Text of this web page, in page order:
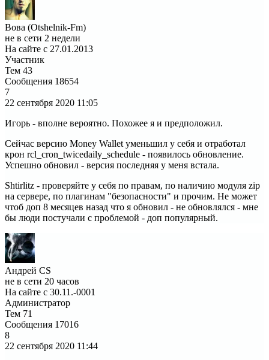
Вова (Otshelnik-Fm)
не в сети 2 недели
На сайте с 27.01.2013
Участник
Тем 43
Сообщения 18654
7
22 сентября 2020 11:05
Игорь - вполне вероятно. Похожее я и предположил.
Сейчас версию Money Wallet уменьшил у себя и отработал
крон rcl_cron_twicedaily_schedule - появилось обновление.
Успешно обновил - версия последняя у меня встала.
Shtirlitz - проверяйте у себя по правам, по наличию модуля zip
на сервере, по плагинам "безопасности" и прочим. Не может
чтоб доп 8 месяцев назад что я обновил - не обновлялся - мне
бы люди постучали с проблемой - доп популярный.
Андрей CS
не в сети 20 часов
На сайте с 30.11.-0001
Администратор
Тем 71
Сообщения 17016
8
22 сентября 2020 11:44